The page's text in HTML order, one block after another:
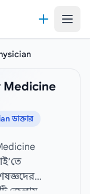
Medicine
ডাক্তার